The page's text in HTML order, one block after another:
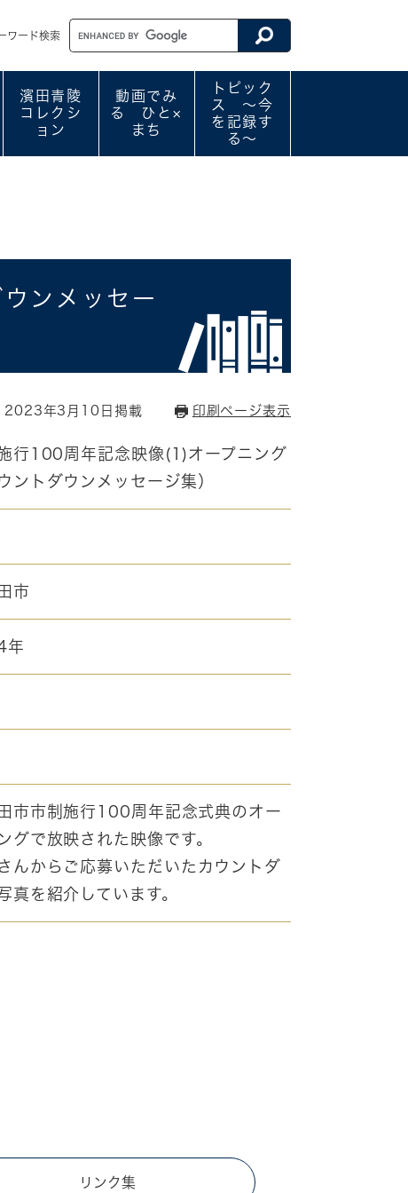
ワード検索
濱田青陵
コレクシ
ョン
動画でみ
る ひと×
まち
トピック
ス ～今
を記録す
る～
ンメッセー
2023年3月10日掲載 印刷ページ表示
行100周年記念映像(1)オープニング
ントダウンメッセージ集）
市
年
市市制施行100周年記念式典のオー
グで放映された映像です。
んからご応募いただいたカウントダ
真を紹介しています。
リンク集